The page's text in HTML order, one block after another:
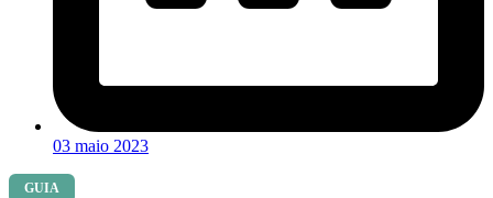
03 maio 2023
GUIA